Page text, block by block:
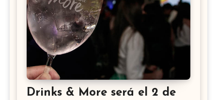
Drinks & More será el 2 de